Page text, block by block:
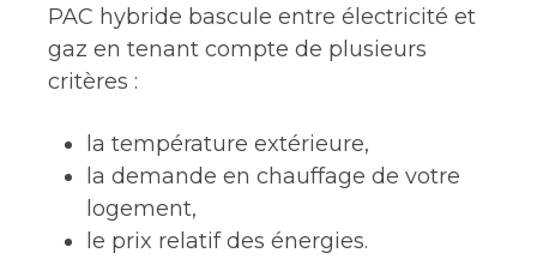
PAC hybride bascule entre électricité et
gaz en tenant compte de plusieurs
critères :
la température extérieure,
la demande en chauffage de votre
logement,
le prix relatif des énergies.